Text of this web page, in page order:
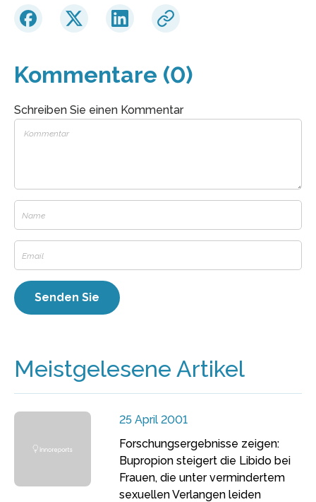
Kommentare (0)
Schreiben Sie einen Kommentar
Meistgelesene Artikel
25 April 2001
Forschungsergebnisse zeigen:
Bupropion steigert die Libido bei
Frauen, die unter vermindertem
sexuellen Verlangen leiden